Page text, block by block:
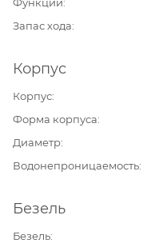
Запас хода
Корпус
Корпус
Форма корпуса
Диаметр
Водонепроницаемость
Безель
Безель